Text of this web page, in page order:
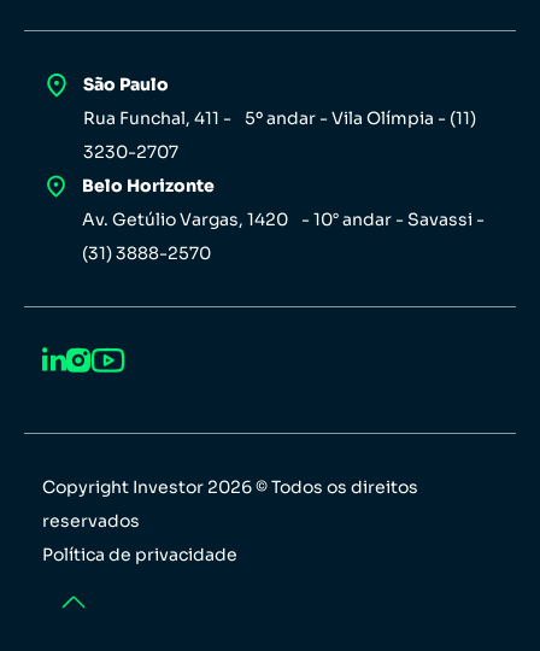
São Paulo
Rua Funchal, 411 - 5º andar - Vila Olímpia - (11)
3230-2707
Belo Horizonte
Av. Getúlio Vargas, 1420 - 10° andar - Savassi -
(31) 3888-2570
Copyright Investor 2026 © Todos os direitos
reservados
Política de privacidade